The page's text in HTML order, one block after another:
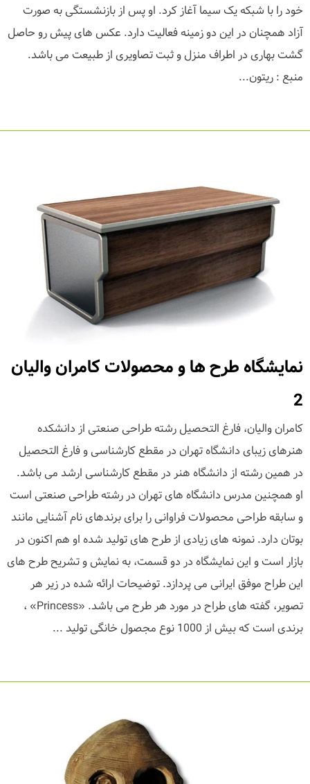
خود را با شبکه یک سیما آغاز کرد. او پس از بازنشستگی به صورت
آزاد همچنان در این دو زمینه فعالیت دارد. عکس های پیش رو حاصل
گشت بهاری در اطراف منزل و ثبت تصاویری از طبیعت می باشد.
منبع : ریتون...
نمایشگاه طرح ها و محصولات کامران والیان
2
کامران والیان، فارغ التحصیل رشته طراحی صنعتی از دانشکده
هنرهای زیبای دانشگاه تهران در مقطع کارشناسی و فارغ التحصیل
در همین رشته از دانشگاه هنر در مقطع کارشناسی ارشد می باشد.
او همچنین مدرس دانشگاه های تهران در رشته طراحی صنعتی است
و سابقه طراحی محصولات فراوانی را برای برندهای نام آشنایی مانند
بوتان دارد. نمونه های زیادی از طرح های تولید شده او هم اکنون در
بازار است و این نمایشگاه در دو قسمت، به نمایش و تشریح طرح های
این طراح موفق ایرانی می پردازد. توضیحات ارائه شده در زیر هر
تصویر، گفته های طراح در مورد هر طرح می باشد. «Princess» ،
برندی است که بیش از 1000 نوع مجصول خانگی تولید ...